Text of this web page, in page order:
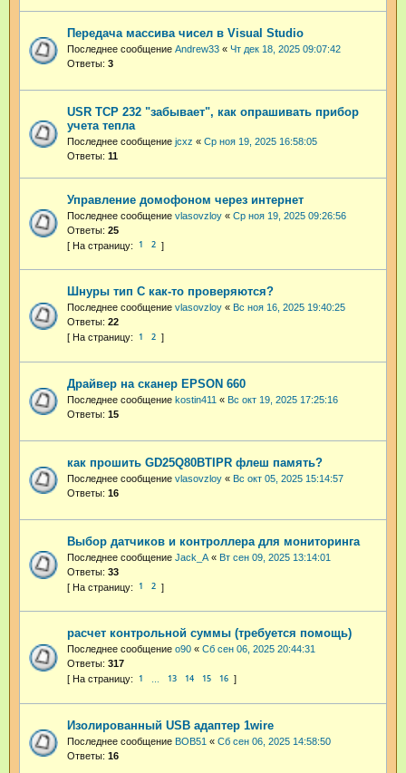
Передача массива чисел в Visual Studio
Последнее сообщение Andrew33 « Чт дек 18, 2025 09:07:42
Ответы: 3
USR TCP 232 "забывает", как опрашивать прибор
учета тепла
Последнее сообщение jcxz « Ср ноя 19, 2025 16:58:05
Ответы: 11
Управление домофоном через интернет
Последнее сообщение vlasovzloy « Ср ноя 19, 2025 09:26:56
Ответы: 25
1 2
Шнуры тип С как-то проверяются?
Последнее сообщение vlasovzloy « Вс ноя 16, 2025 19:40:25
Ответы: 22
1 2
Драйвер на сканер EPSON 660
Последнее сообщение kostin411 « Вс окт 19, 2025 17:25:16
Ответы: 15
как прошить GD25Q80BTIPR флеш память?
Последнее сообщение vlasovzloy « Вс окт 05, 2025 15:14:57
Ответы: 16
Выбор датчиков и контроллера для мониторинга
Последнее сообщение Jack_A « Вт сен 09, 2025 13:14:01
Ответы: 33
1 2
расчет контрольной суммы (требуется помощь)
Последнее сообщение o90 « Сб сен 06, 2025 20:44:31
Ответы: 317
1 13 14 15 16
Изолированный USB адаптер 1wire
Последнее сообщение BOB51 « Сб сен 06, 2025 14:58:50
Ответы: 16